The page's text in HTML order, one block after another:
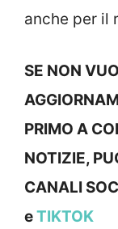
anche per il
SE NON
PRIMO A
NOTIZIE,
CANALI
eTIKTOK